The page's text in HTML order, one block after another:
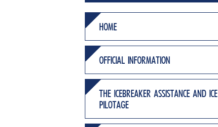
HOME
OFFICIAL INFORMATION
THE ICEBREAKER ASSISTANCE AND ICE
PILOTAGE